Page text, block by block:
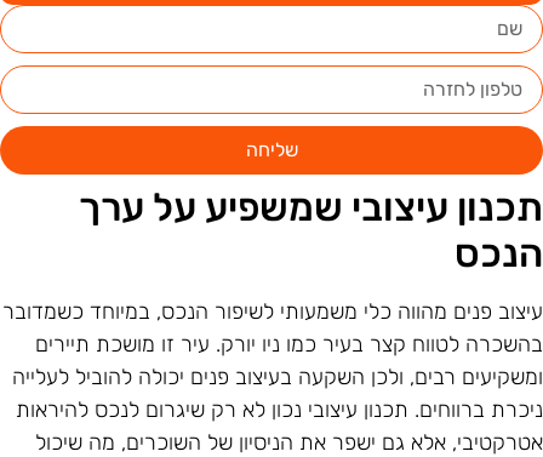
שליחה
עיצובי שמשפיע על ערך
פנים מהווה כלי משמעותי לשיפור הנכס, במיוחד כשמדובר
לטווח קצר בעיר כמו ניו יורק. עיר זו מושכת תיירים
רבים, ולכן השקעה בעיצוב פנים יכולה להוביל לעלייה
ברווחים. תכנון עיצובי נכון לא רק שיגרום לנכס להיראות
אלא גם ישפר את הניסיון של השוכרים, מה שיכול